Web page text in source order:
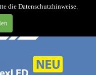
die Datenschutzhinweise.